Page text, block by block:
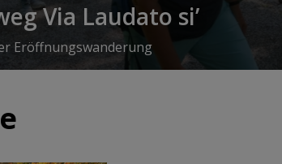
Via Laudato si’
Eröffnungswanderung